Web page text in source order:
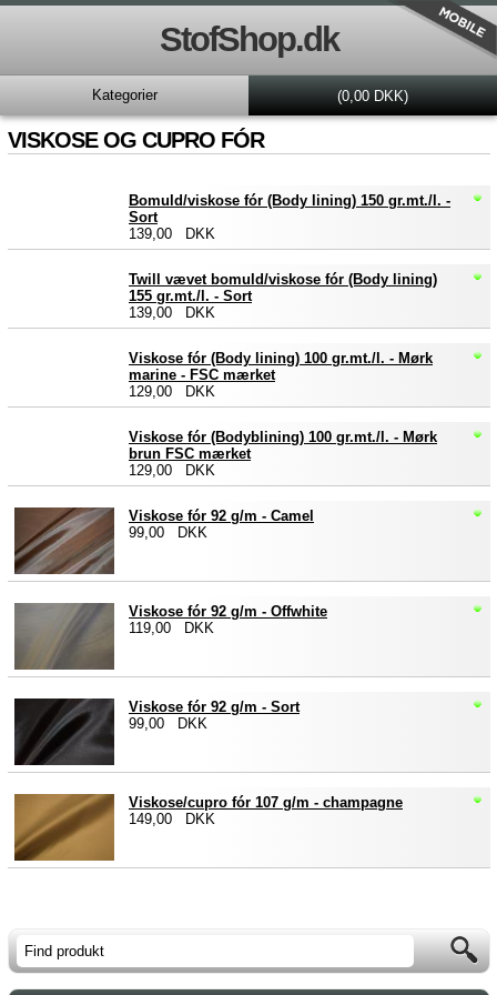
StofShop.dk
Kategorier (0,00 DKK)
VISKOSE OG CUPRO FÓR
Bomuld/viskose fór (Body lining) 150 gr.mt./l. -
Sort
139,00 DKK
Twill vævet bomuld/viskose fór (Body lining)
155 gr.mt./l. - Sort
139,00 DKK
Viskose fór (Body lining) 100 gr.mt./l. - Mørk
marine - FSC mærket
129,00 DKK
Viskose fór (Bodyblining) 100 gr.mt./l. - Mørk
brun FSC mærket
129,00 DKK
Viskose fór 92 g/m - Camel
99,00 DKK
Viskose fór 92 g/m - Offwhite
119,00 DKK
Viskose fór 92 g/m - Sort
99,00 DKK
Viskose/cupro fór 107 g/m - champagne
149,00 DKK